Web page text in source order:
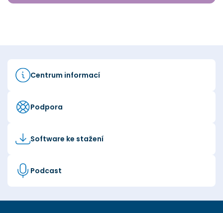
Centrum informací
Podpora
Software ke stažení
Podcast